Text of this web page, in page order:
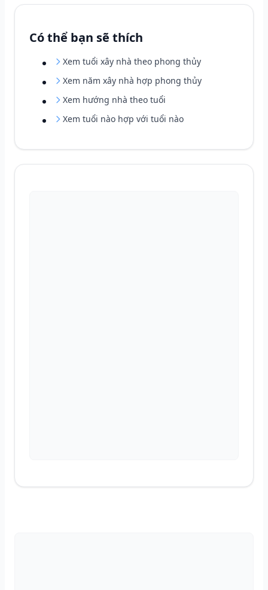
Có thể bạn sẽ thích
Xem tuổi xây nhà theo phong thủy
Xem năm xây nhà hợp phong thủy
Xem hướng nhà theo tuổi
Xem tuổi nào hợp với tuổi nào